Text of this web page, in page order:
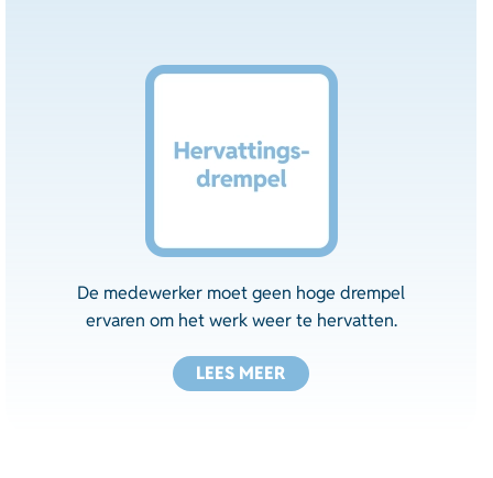
De medewerker moet geen hoge drempel
ervaren om het werk weer te hervatten.
LEES MEER